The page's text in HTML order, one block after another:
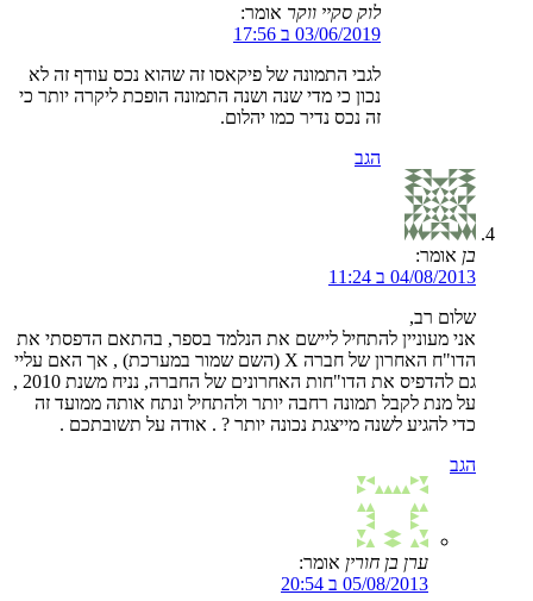
לוק סקיי ווקר אומר:
03/06/2019 ב 17:56
לגבי התמונה של פיקאסו זה שהוא נכס עודף זה לא
נכון כי מדי שנה ושנה התמונה הופכת ליקרה יותר כי
זה נכס נדיר כמו יהלום.
הגב
בן אומר:
04/08/2013 ב 11:24
שלום רב,
אני מעוניין להתחיל ליישם את הנלמד בספר, בהתאם הדפסתי את
הדו"ח האחרון של חברה X (השם שמור במערכת) , אך האם עליי
גם להדפיס את הדו"חות האחרונים של החברה, נניח משנת 2010 ,
על מנת לקבל תמונה רחבה יותר ולהתחיל ונתח אותה ממועד זה
כדי להגיע לשנה מייצגת נכונה יותר ? . אודה על תשובתכם .
הגב
ערן בן חורין אומר:
05/08/2013 ב 20:54